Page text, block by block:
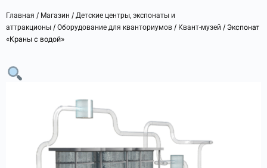
Главная / Магазин / Детские центры, экспонаты и
аттракционы / Оборудование для кванториумов / Квант-музей / Экспонат
«Краны с водой»